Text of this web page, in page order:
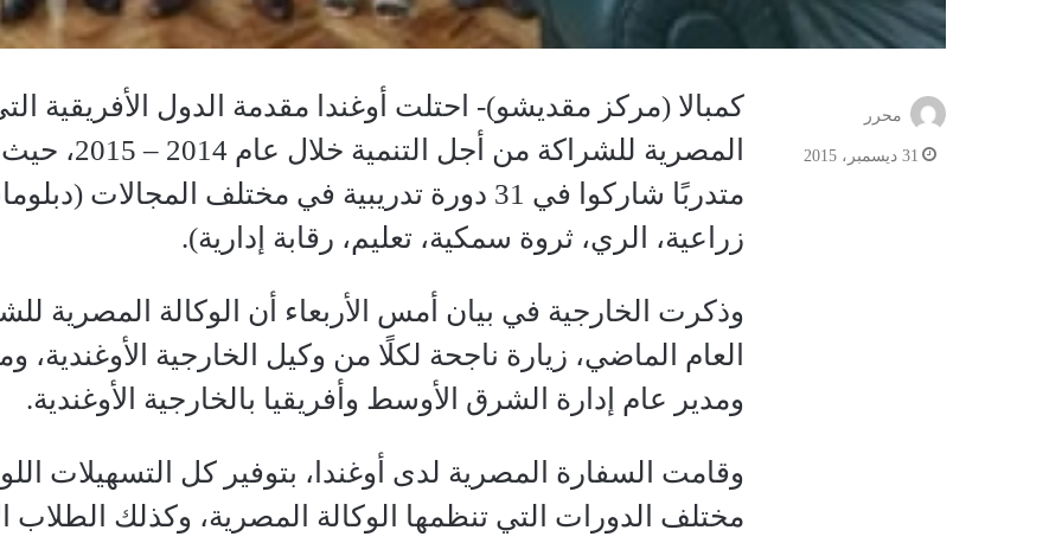
كمبالا (مركز مقديشو)- احتلت أوغندا مقدمة الدول الأفريقية
متدربًا شاركوا في 31 دورة تدريبية في مختلف
زراعية، الري، ثروة سمكية، تعليم، رقابة إدارية).
وذكرت الخارجية في بيان أمس الأربعاء أن الوكالة المصرية
العام الماضي، زيارة ناجحة لكلًا من وكيل الخارجية الأوغندية،
ومدير عام إدارة الشرق الأوسط وأفريقيا بالخارجية الأوغندية.
وقامت السفارة المصرية لدى أوغندا، بتوفير كل التسهيلات
مختلف الدورات التي تنظمها الوكالة المصرية، وكذلك الطلاب
محرر
31 ديسمبر، 2015